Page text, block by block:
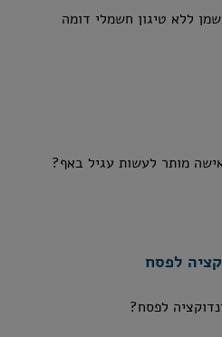
ללא טיגון חשמלי דומה
מותר לעשות עגיל באף?
לפסח
לפסח?